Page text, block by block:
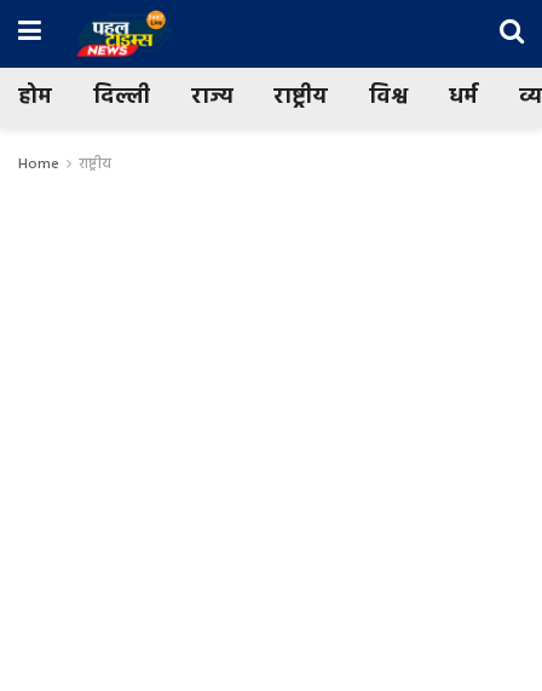
होम दिल्ली राज्य राष्ट्रीय विश्व धर्म
Home राष्ट्रीय